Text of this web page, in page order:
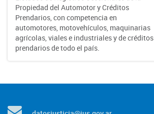
Propiedad del Automotor y Créditos
Prendarios, con competencia en
automotores, motovehículos, maquinarias
agrícolas, viales e industriales y de créditos
prendarios de todo el país.